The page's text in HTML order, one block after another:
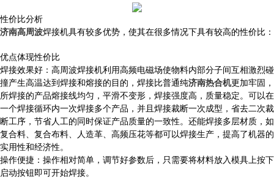
性价比分析
济南高周波焊接机具有较多优势，使其在很多情况下具有较高的性价比：
优点体现性价比
焊接效果好：高周波焊接机利用高频电磁场使物料内部分子间互相激烈碰
撞产生高温达到焊接和熔接的目的，焊接比普通纯济南热合机更加牢固，
所焊接的产品熔接线均匀，平滑不变形，焊接强度高，质量稳定。可以在
一个焊接循环内一次焊接多个产品，并且焊接裁断一次成型，省去二次裁
断工序，节省人工的同时保证产品质量的一致性。还能焊接多层材质，如
复合料、复合布料、人造革、高频压花等都可以焊接生产，提高了机器的
实用性和经济性。
操作便捷：操作相对简单，调节好参数后，只需要将材料放入模具上按下
启动按钮即可开始焊接。